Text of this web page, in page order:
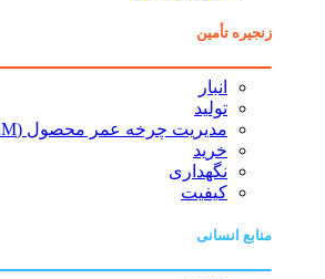
زنجیره تأمین
انبار
تولید
مدیریت چرخه عمر محصول (PLM)
خرید
نگهداری
کیفیت
منابع انسانی